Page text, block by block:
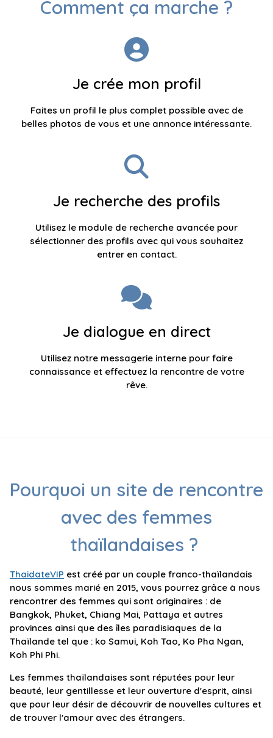
Comment ça marche ?
Je crée mon profil
Faites un profil le plus complet possible avec de
belles photos de vous et une annonce intéressante.
Je recherche des profils
Utilisez le module de recherche avancée pour
sélectionner des profils avec qui vous souhaitez
entrer en contact.
Je dialogue en direct
Utilisez notre messagerie interne pour faire
connaissance et effectuez la rencontre de votre
rêve.
Pourquoi un site de rencontre
avec des femmes
thaïlandaises ?
ThaidateVIP est créé par un couple franco-thaïlandais
nous sommes marié en 2015, vous pourrez grâce à nous
rencontrer des femmes qui sont originaires : de
Bangkok, Phuket, Chiang Mai, Pattaya et autres
provinces ainsi que des îles paradisiaques de la
Thaïlande tel que : ko Samui, Koh Tao, Ko Pha Ngan,
Koh Phi Phi.
Les femmes thaïlandaises sont réputées pour leur
beauté, leur gentillesse et leur ouverture d'esprit, ainsi
que pour leur désir de découvrir de nouvelles cultures et
de trouver l'amour avec des étrangers.